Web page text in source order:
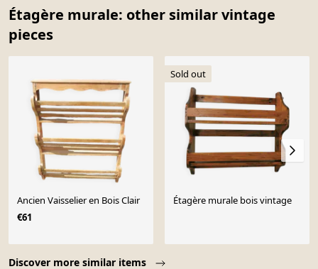
Étagère murale: other similar vintage
pieces
Discover more similar items
Ancien Vaisselier en Bois Clair
€61
Sold out
Étagère murale bois vintage